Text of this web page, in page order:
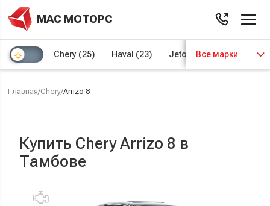
МАС МОТОРС
Chery (25) Haval (23) Jetour (8) Kaiyi (4)
Все марки
Главная/Chery/Arrizo 8
Купить Chery Arrizo 8 в
Тамбове